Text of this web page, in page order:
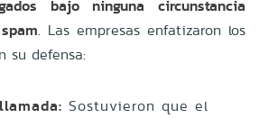
bajo ninguna circunstancia
. Las empresas enfatizaron los
su defensa:
Sostuvieron que el